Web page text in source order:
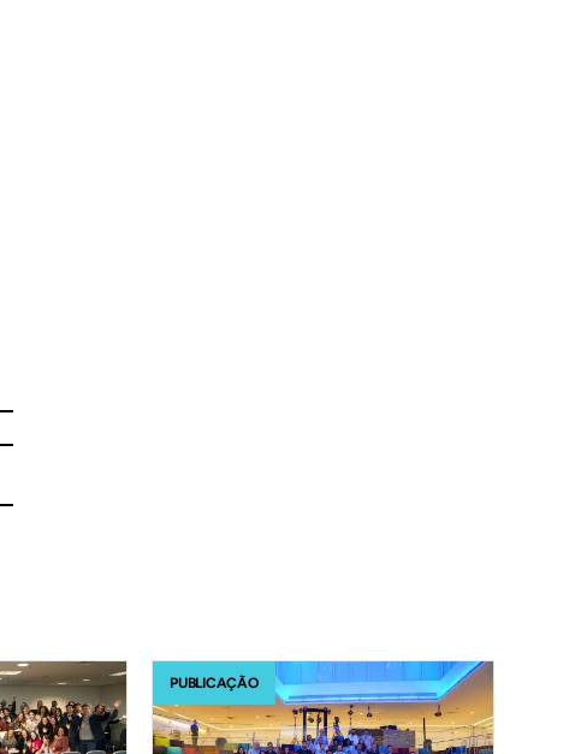
PUBLICAÇÃO